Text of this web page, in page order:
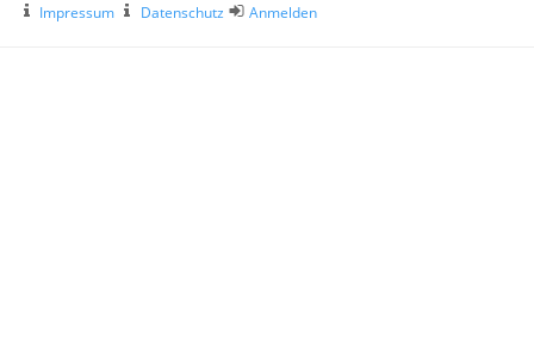
Impressum
Datenschutz Anmelden